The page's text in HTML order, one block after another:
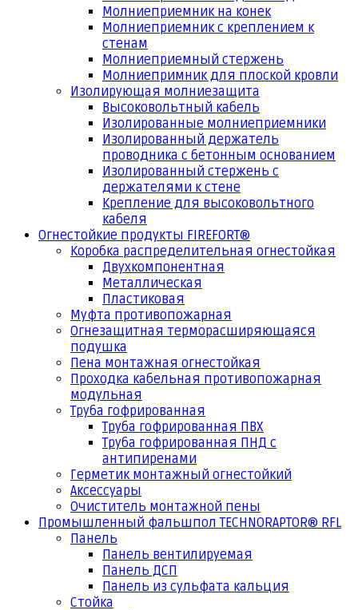
Молниеприемник на конек
Молниеприемник с креплением к
стенам
Молниеприемный стержень
Молниепримник для плоской кровли
Изолирующая молниезащита
Высоковольтный кабель
Изолированные молниеприемники
Изолированный держатель
проводника с бетонным основанием
Изолированный стержень с
держателями к стене
Крепление для высоковольтного
кабеля
Огнестойкие продукты FIREFORT®
Коробка распределительная огнестойкая
Двухкомпонентная
Металлическая
Пластиковая
Муфта противопожарная
Огнезащитная терморасширяющаяся
подушка
Пена монтажная огнестойкая
Проходка кабельная противопожарная
модульная
Труба гофрированная
Труба гофрированная ПВХ
Труба гофрированная ПНД с
антипиренами
Герметик монтажный огнестойкий
Аксессуары
Очиститель монтажной пены
Промышленный фальшпол TECHNORAPTOR® RFL
Панель
Панель вентилируемая
Панель ДСП
Панель из сульфата кальция
Стойка